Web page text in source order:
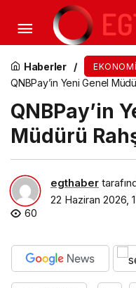
Haberler EKONOMI
QNBPay’in Yeni Genel
QNBPay’in
Müdürü
egthaber
22 Haziran 2026,
60
QNB Türkiye’den
Sistemleri